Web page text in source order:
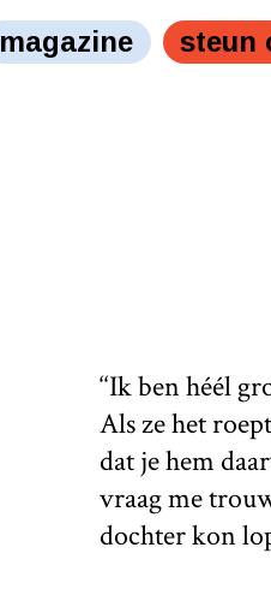
magazine steun
‘‘Ik ben héél
Als ze het
dat je hem
vraag me
dochter kon